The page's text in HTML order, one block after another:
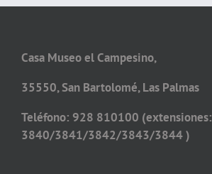
Casa Museo el Campesino,
35550, San Bartolomé, Las Palmas
Teléfono: 928 810100 (extensiones:
3840/3841/3842/3843/3844 )